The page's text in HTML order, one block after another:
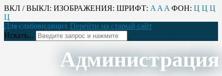
ВКЛ / ВЫКЛ: ИЗОБРАЖЕНИЯ: ШРИФТ: A A A ФОН: Ц Ц Ц
Ц
Для слабовидящих Перейти на старый сайт
Искать...
Администрация